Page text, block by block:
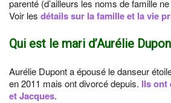
parenté (d’ailleurs les noms de famille
Voir les détails sur la famille et la vie
Qui est le mari d’Aurélie
Aurélie Dupont a épousé le danseur
en 2011 mais ont divorcé depuis. Ils ont
et Jacques.